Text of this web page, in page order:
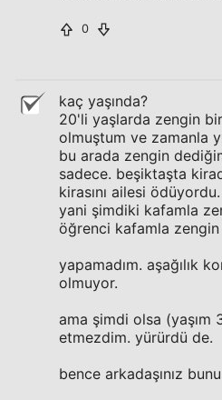
0
kaç yaşında?
20'li yaşlarda zengin
olmuştum ve zamanla
bu arada zengin
sadece. beşiktaşta
kirasını ailesi ödüyordu.
yani şimdiki kafamla
öğrenci kafamla
yapamadım. aşağılık
olmuyor.
ama şimdi olsa (yaşım
etmezdim. yürürdü de.
bence arkadaşınız